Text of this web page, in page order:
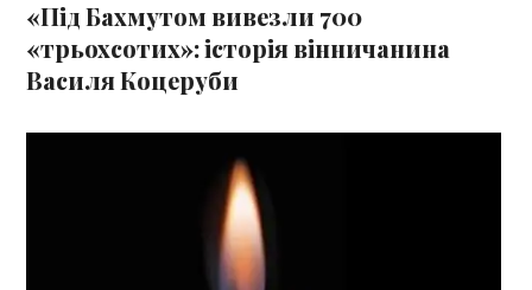
«Під Бахмутом вивезли 700
«трьохсотих»: історія вінничанина
Василя Коцеруби